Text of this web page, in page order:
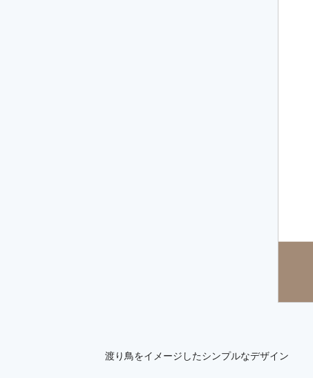
渡り鳥をイメージしたシンプルなデザイン